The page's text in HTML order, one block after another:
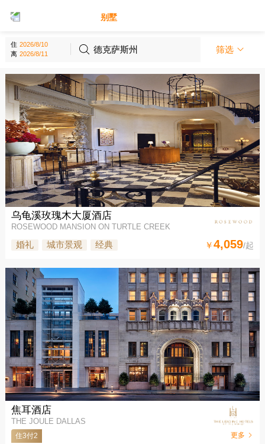
别墅
住
离
德克萨斯州 筛选
乌龟溪玫瑰木大厦酒店
ROSEWOOD MANSION ON TURTLE CREEK
婚礼 城市景观 经典 ￥4,059/起
焦耳酒店
THE JOULE DALLAS
住3付2 更多